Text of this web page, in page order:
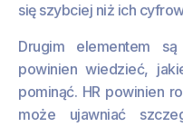
się szybciej niż ich
Drugim elementem
powinien wiedzieć,
pominąć. HR powinien
może ujawniać